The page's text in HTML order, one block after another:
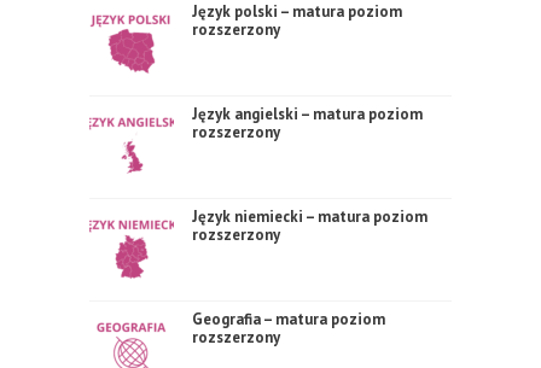
Język polski – matura poziom
rozszerzony
Język angielski – matura poziom
rozszerzony
Język niemiecki – matura poziom
rozszerzony
Geografia – matura poziom
rozszerzony